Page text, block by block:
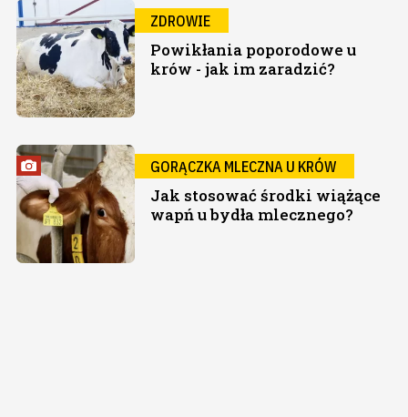
ZDROWIE
Powikłania poporodowe u
krów - jak im zaradzić?
GORĄCZKA MLECZNA U KRÓW
Jak stosować środki wiążące
wapń u bydła mlecznego?